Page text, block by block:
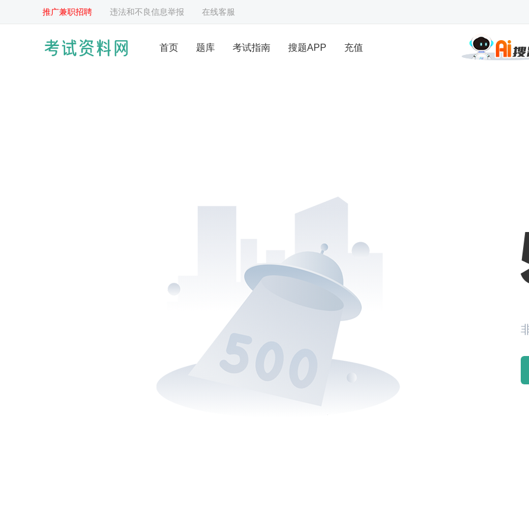
推广兼职招聘 违法和不良信息举报 在线客服
首页 题库 考试指南 搜题APP 充值